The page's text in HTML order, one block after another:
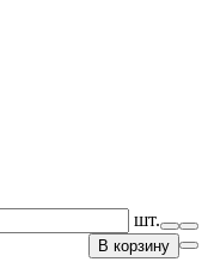
шт.
В корзину